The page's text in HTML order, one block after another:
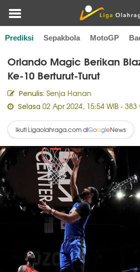
Prediksi Sepakbola MotoGP
Home Basket
Orlando Magic Berikan
Ke-10 Berturut-Turut
Penulis: Senja Hanan
Selasa 02 Apr 2024, 15:54 WIB - 383
Ikuti Ligaolahraga.com diGoogleNews